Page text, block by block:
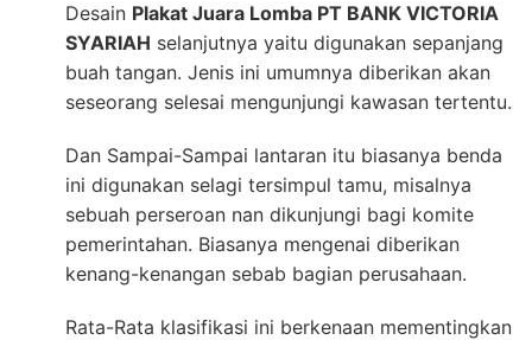
Desain Plakat Juara Lomba PT BANK VICTORIA
SYARIAH selanjutnya yaitu digunakan sepanjang
buah tangan. Jenis ini umumnya diberikan akan
seseorang selesai mengunjungi kawasan tertentu.
Dan Sampai-Sampai lantaran itu biasanya benda
ini digunakan selagi tersimpul tamu, misalnya
sebuah perseroan nan dikunjungi bagi komite
pemerintahan. Biasanya mengenai diberikan
kenang-kenangan sebab bagian perusahaan.
Rata-Rata klasifikasi ini berkenaan mementingkan